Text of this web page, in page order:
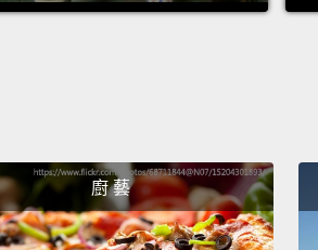
廚 藝